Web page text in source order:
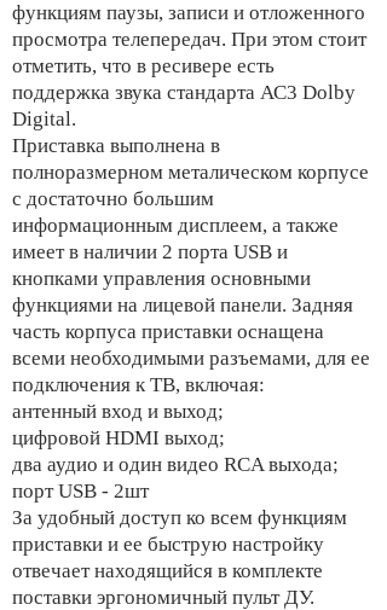
функциям паузы, записи и отложенного
просмотра телепередач. При этом стоит
отметить, что в ресивере есть
поддержка звука стандарта АС3 Dolby
Digital.
Приставка выполнена в
полноразмерном металическом корпусе
с достаточно большим
информационным дисплеем, а также
имеет в наличии 2 порта USB и
кнопками управления основными
функциями на лицевой панели. Задняя
часть корпуса приставки оснащена
всеми необходимыми разъемами, для ее
подключения к ТВ, включая:
антенный вход и выход;
цифровой HDMI выход;
два аудио и один видео RCA выхода;
порт USB - 2шт
За удобный доступ ко всем функциям
приставки и ее быструю настройку
отвечает находящийся в комплекте
поставки эргономичный пульт ДУ.